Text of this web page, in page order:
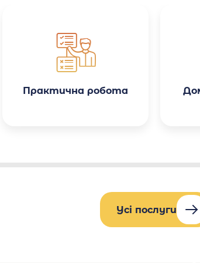
здивувало те, що
була виконана з
урахуванням усіх
університету.
Практична робота
Усі послуги